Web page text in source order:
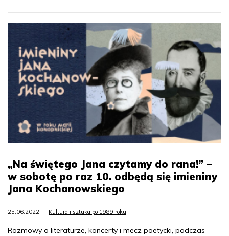
„Na świętego Jana czytamy do rana!” –
w sobotę po raz 10. odbędą się imieniny
Jana Kochanowskiego
25.06.2022 Kultura i sztuka po 1989 roku
Rozmowy o literaturze, koncerty i mecz poetycki, podczas